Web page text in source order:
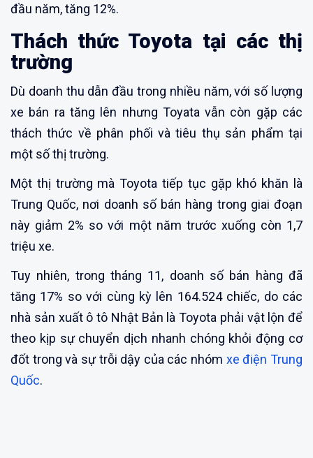
đầu năm, tăng 12%.
Thách thức Toyota tại các thị
trường
Dù doanh thu dẫn đầu trong nhiều năm, với số lượng
xe bán ra tăng lên nhưng Toyata vẫn còn gặp các
thách thức về phân phối và tiêu thụ sản phẩm tại
một số thị trường.
Một thị trường mà Toyota tiếp tục gặp khó khăn là
Trung Quốc, nơi doanh số bán hàng trong giai đoạn
này giảm 2% so với một năm trước xuống còn 1,7
triệu xe.
Tuy nhiên, trong tháng 11, doanh số bán hàng đã
tăng 17% so với cùng kỳ lên 164.524 chiếc, do các
nhà sản xuất ô tô Nhật Bản là Toyota phải vật lộn để
theo kịp sự chuyển dịch nhanh chóng khỏi động cơ
đốt trong và sự trỗi dậy của các nhóm xe điện Trung
Quốc.